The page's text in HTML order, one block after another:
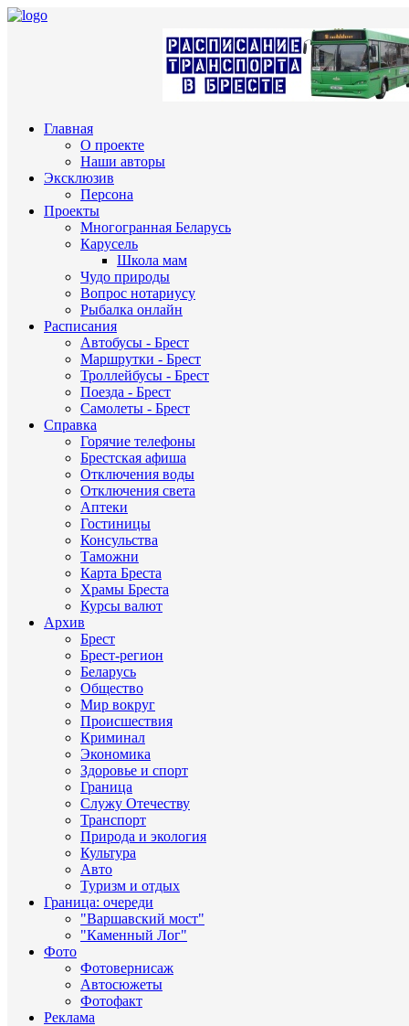
Главная
О проекте
Наши авторы
Эксклюзив
Персона
Проекты
Многогранная Беларусь
Карусель
Школа мам
Чудо природы
Вопрос нотариусу
Рыбалка онлайн
Расписания
Автобусы - Брест
Маршрутки - Брест
Троллейбусы - Брест
Поезда - Брест
Самолеты - Брест
Справка
Горячие телефоны
Брестская афиша
Отключения воды
Отключения света
Аптеки
Гостиницы
Консульства
Таможни
Карта Бреста
Храмы Бреста
Курсы валют
Архив
Брест
Брест-регион
Беларусь
Общество
Мир вокруг
Происшествия
Криминал
Экономика
Здоровье и спорт
Граница
Служу Отечеству
Транспорт
Природа и экология
Культура
Авто
Туризм и отдых
Граница: очереди
"Варшавский мост"
"Каменный Лог"
Фото
Фотовернисаж
Автосюжеты
Фотофакт
Реклама